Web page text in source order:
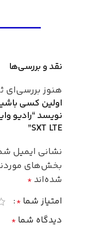
نقد و بررسی‌ها
هنوز
اولین کسی
نویسد “رادیو
SXT LTE”
نشانی ایمیل
بخش‌های
شده‌اند *
امتیاز شما *
دیدگاه شما *